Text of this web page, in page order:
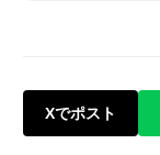
Xでポスト